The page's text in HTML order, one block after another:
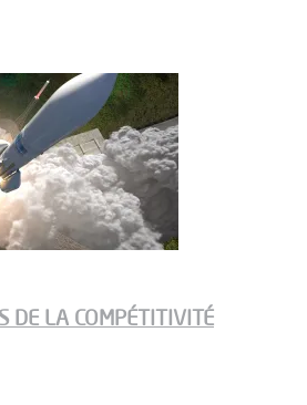
DE LA COMPÉTITIVITÉ